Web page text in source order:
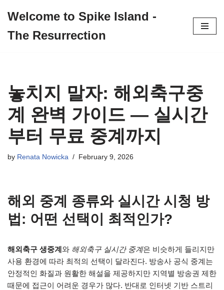
to
Welcome to Spike Island -
The Resurrection
놓치지 말자: 해외축구중
계 완벽 가이드 — 실시간
부터 무료 중계까지
by Renata Nowicka February 9, 2026
해외 중계 종류와 실시간 시청 방
법: 어떤 선택이 최적인가?
해외축구 생중계와 해외축구 실시간 중계은 비슷하게 들리지만
사용 환경에 따라 최적의 선택이 달라진다. 방송사 공식 중계는
안정적인 화질과 원활한 해설을 제공하지만 지역별 방송권 제한
때문에 접근이 어려운 경우가 많다. 반대로 인터넷 기반 스트리